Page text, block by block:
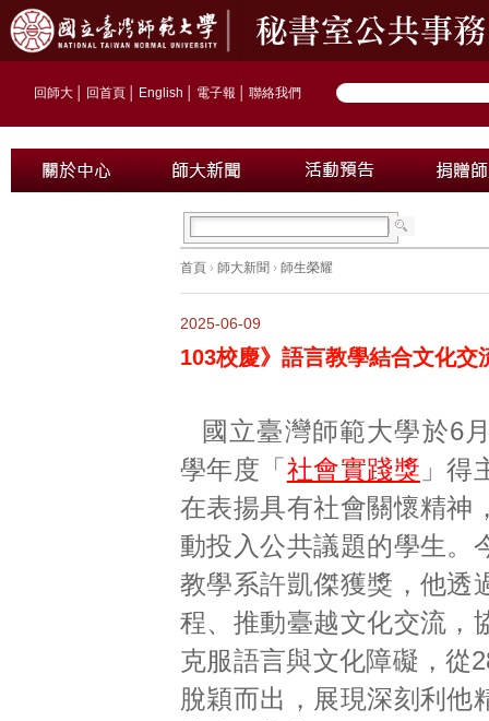
回師大 回首頁 English 電子報 聯絡我們
首頁 › 師大新聞 › 師生榮耀
2025-06-09
103校慶》語言教學結合文化交
國立臺灣師範大學於6
學年度「 社會實踐獎 」得
在表揚具有社會關懷精神
動投入公共議題的學生。
教學系許凱傑獲獎，他透
程、推動臺越文化交流，
克服語言與文化障礙，從
脫穎而出，展現深刻利他